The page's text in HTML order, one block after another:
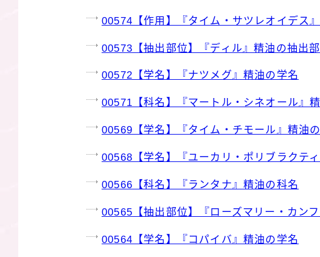
00574【作用】『タイム・サツレオイデス
00573【抽出部位】『ディル』精油の抽出
00572【学名】『ナツメグ』精油の学名
00571【科名】『マートル・シネオール』
00569【学名】『タイム・チモール』精油
00568【学名】『ユーカリ・ポリブラクテ
00566【科名】『ランタナ』精油の科名
00565【抽出部位】『ローズマリー・カン
00564【学名】『コパイバ』精油の学名